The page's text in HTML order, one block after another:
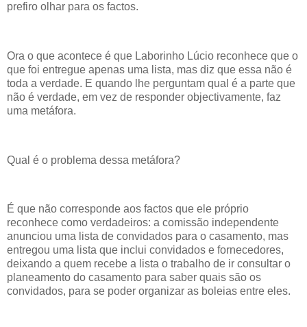
prefiro olhar para os factos.
Ora o que acontece é que Laborinho Lúcio reconhece que o
que foi entregue apenas uma lista, mas diz que essa não é
toda a verdade. E quando lhe perguntam qual é a parte que
não é verdade, em vez de responder objectivamente, faz
uma metáfora.
Qual é o problema dessa metáfora?
É que não corresponde aos factos que ele próprio
reconhece como verdadeiros: a comissão independente
anunciou uma lista de convidados para o casamento, mas
entregou uma lista que inclui convidados e fornecedores,
deixando a quem recebe a lista o trabalho de ir consultar o
planeamento do casamento para saber quais são os
convidados, para se poder organizar as boleias entre eles.